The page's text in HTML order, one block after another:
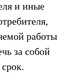
и иные
работы
за собой